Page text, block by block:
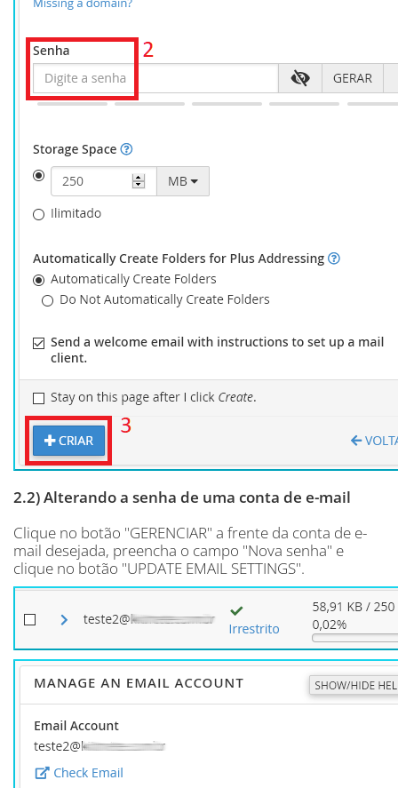
2.2) Alterando a senha de uma conta de e-mail
Clique no botão "GERENCIAR" a frente da conta de e-
mail desejada, preencha o campo "Nova senha" e
clique no botão "UPDATE EMAIL SETTINGS".